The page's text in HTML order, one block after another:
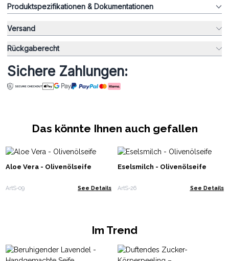
Produktspezifikationen & Dokumentationen
Versand
Rückgaberecht
Sichere Zahlungen:
Das könnte Ihnen auch gefallen
Aloe Vera - Olivenölseife
ArtS-09 See Details
Eselsmilch - Olivenölseife
ArtS-26 See Details
Im Trend